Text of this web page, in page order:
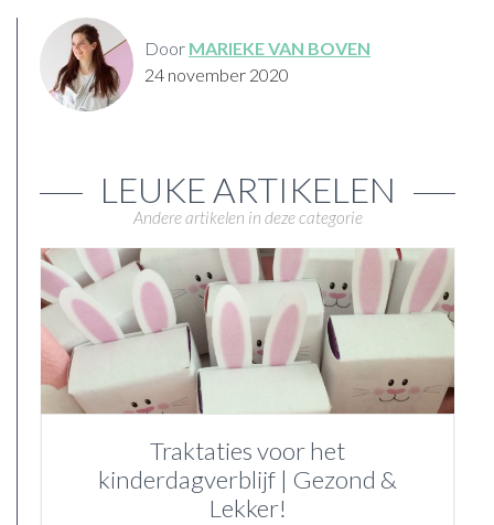
Door MARIEKE VAN BOVEN
24 november 2020
LEUKE ARTIKELEN
Andere artikelen in deze categorie
Traktaties voor het
kinderdagverblijf | Gezond &
Lekker!